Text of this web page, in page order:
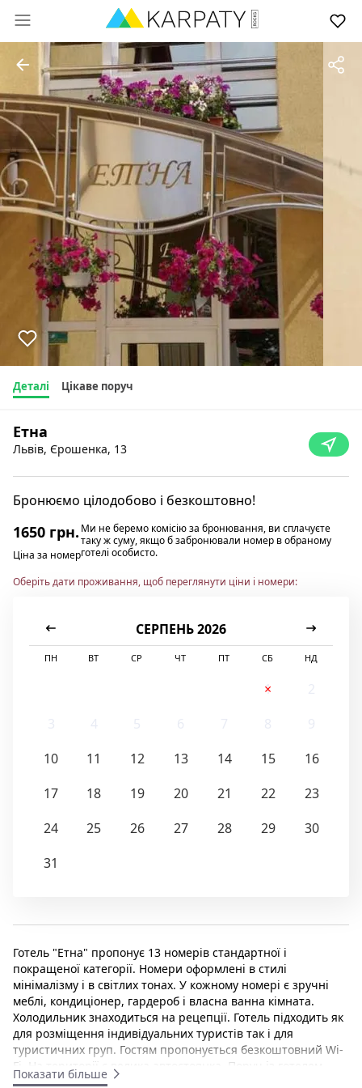
Деталі Цікаве поруч
Етна
Львів, Єрошенка, 13
Бронюємо цілодобово і безкоштовно!
1650 грн.
Ціна за номер
Ми не беремо комісію за бронювання, ви сплачуєте
таку ж суму, якщо б забронювали номер в обраному
готелі особисто.
Оберіть дати проживання, щоб переглянути ціни і номери:
СЕРПЕНЬ 2026
ПН ВТ СР ЧТ ПТ СБ НД
1
10
11 12 13 14 15
16
17
18 19 20 21 22
23
24
25 26 27 28 29
30
31
Готель "Етна" пропонує 13 номерів стандартної і
покращеної категорії. Номери оформлені в стилі
мінімалізму і в світлих тонах. У кожному номері є зручні
меблі, кондиціонер, гардероб і власна ванна кімната.
Холодильник знаходиться на рецепції. Готель підходить як
для розміщення індивідуальних туристів так і для
туристичних груп. Гостям пропонується безкоштовний Wi-
Fi. На території є велика автостоянка. Поруч із готелем
багато кафе та ресторанів. До історичної церкви Святого
Показати більше